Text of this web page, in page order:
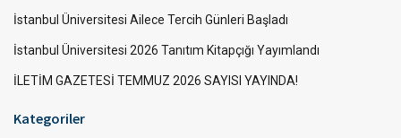
İstanbul Üniversitesi Ailece Tercih Günleri Başladı
İstanbul Üniversitesi 2026 Tanıtım Kitapçığı Yayımlandı
İLETİM GAZETESİ TEMMUZ 2026 SAYISI YAYINDA!
Kategoriler